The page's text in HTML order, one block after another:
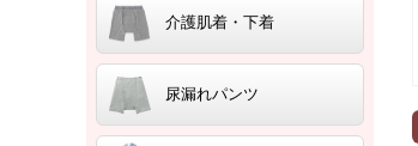
介護肌着・下着
尿漏れパンツ